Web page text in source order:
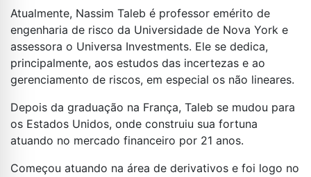
Atualmente, Nassim Taleb é professor emérito de
engenharia de risco da Universidade de Nova York e
assessora o Universa Investments. Ele se dedica,
principalmente, aos estudos das incertezas e ao
gerenciamento de riscos, em especial os não lineares.
Depois da graduação na França, Taleb se mudou para
os Estados Unidos, onde construiu sua fortuna
atuando no mercado financeiro por 21 anos.
Começou atuando na área de derivativos e foi logo no